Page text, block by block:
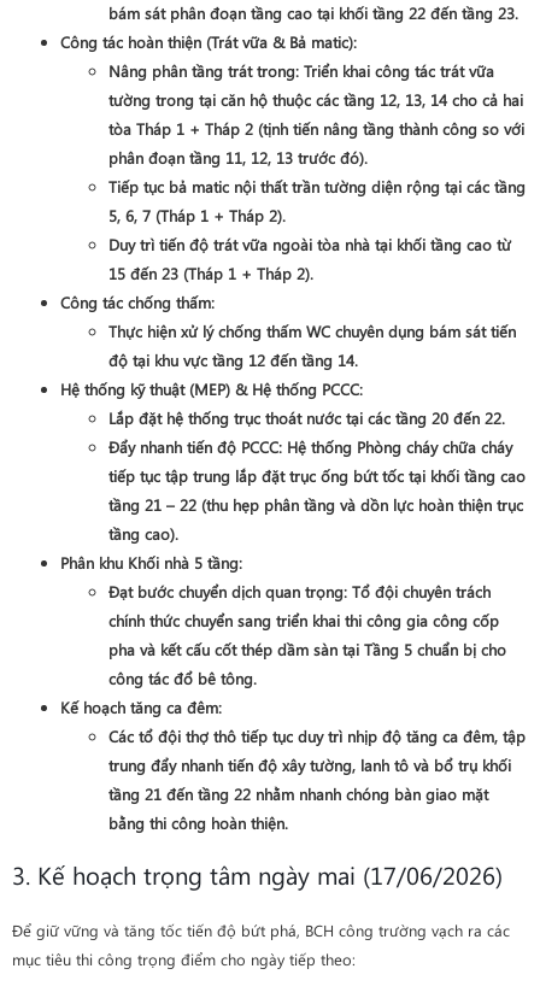
bám sát phân đoạn tầng cao tại khối tầng 22 đến tầng 23.
Công tác hoàn thiện (Trát vữa & Bả matic):
Nâng phân tầng trát trong: Triển khai công tác trát vữa
tường trong tại căn hộ thuộc các tầng 12, 13, 14 cho cả hai
tòa Tháp 1 + Tháp 2 (tịnh tiến nâng tầng thành công so với
phân đoạn tầng 11, 12, 13 trước đó).
Tiếp tục bả matic nội thất trần tường diện rộng tại các tầng
5, 6, 7 (Tháp 1 + Tháp 2).
Duy trì tiến độ trát vữa ngoài tòa nhà tại khối tầng cao từ
15 đến 23 (Tháp 1 + Tháp 2).
Công tác chống thấm:
Thực hiện xử lý chống thấm WC chuyên dụng bám sát tiến
độ tại khu vực tầng 12 đến tầng 14.
Hệ thống kỹ thuật (MEP) & Hệ thống PCCC:
Lắp đặt hệ thống trục thoát nước tại các tầng 20 đến 22.
Đẩy nhanh tiến độ PCCC: Hệ thống Phòng cháy chữa cháy
tiếp tục tập trung lắp đặt trục ống bứt tốc tại khối tầng cao
tầng 21 – 22 (thu hẹp phân tầng và dồn lực hoàn thiện trục
tầng cao).
Phân khu Khối nhà 5 tầng:
Đạt bước chuyển dịch quan trọng: Tổ đội chuyên trách
chính thức chuyển sang triển khai thi công gia công cốp
pha và kết cấu cốt thép dầm sàn tại Tầng 5 chuẩn bị cho
công tác đổ bê tông.
Kế hoạch tăng ca đêm:
Các tổ đội thợ thô tiếp tục duy trì nhịp độ tăng ca đêm, tập
trung đẩy nhanh tiến độ xây tường, lanh tô và bổ trụ khối
tầng 21 đến tầng 22 nhằm nhanh chóng bàn giao mặt
bằng thi công hoàn thiện.
3. Kế hoạch trọng tâm ngày mai (17/06/2026)
Để giữ vững và tăng tốc tiến độ bứt phá, BCH công trường vạch ra các
mục tiêu thi công trọng điểm cho ngày tiếp theo: